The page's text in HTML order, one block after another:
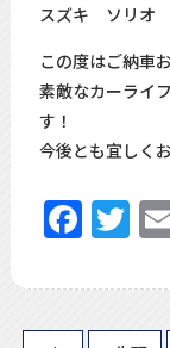
スズキ ソリオ
この度はご納車
素敵なカーライ
す！
今後とも宜しく